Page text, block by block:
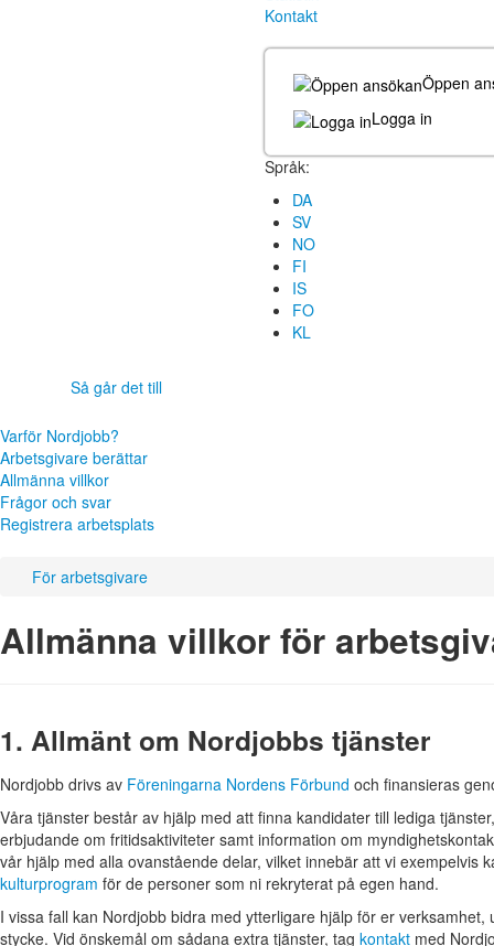
Kontakt
Öppen
Logga in
Språk:
DA
SV
NO
FI
IS
FO
KL
Så går det till
Varför Nordjobb?
Arbetsgivare berättar
Allmänna villkor
Frågor och svar
Registrera arbetsplats
För arbetsgivare
Allmänna villkor för
1. Allmänt om Nordjobbs tjänster
Nordjobb drivs av Föreningarna Nordens Förbund och finansieras
Våra tjänster består av hjälp med att finna kandidater till lediga
erbjudande om fritidsaktiviteter samt information om
vår hjälp med alla ovanstående delar, vilket innebär att vi exempelvis
kulturprogram för de personer som ni rekryterat på egen hand.
I vissa fall kan Nordjobb bidra med ytterligare hjälp för er
stycke. Vid önskemål om sådana extra tjänster, tag kontakt med